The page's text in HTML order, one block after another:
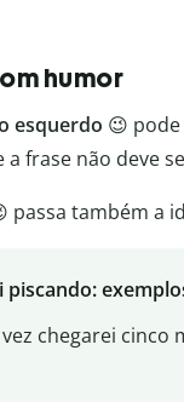
humor
esquerdo 😉
frase não deve
passa também a
piscando:
chegarei